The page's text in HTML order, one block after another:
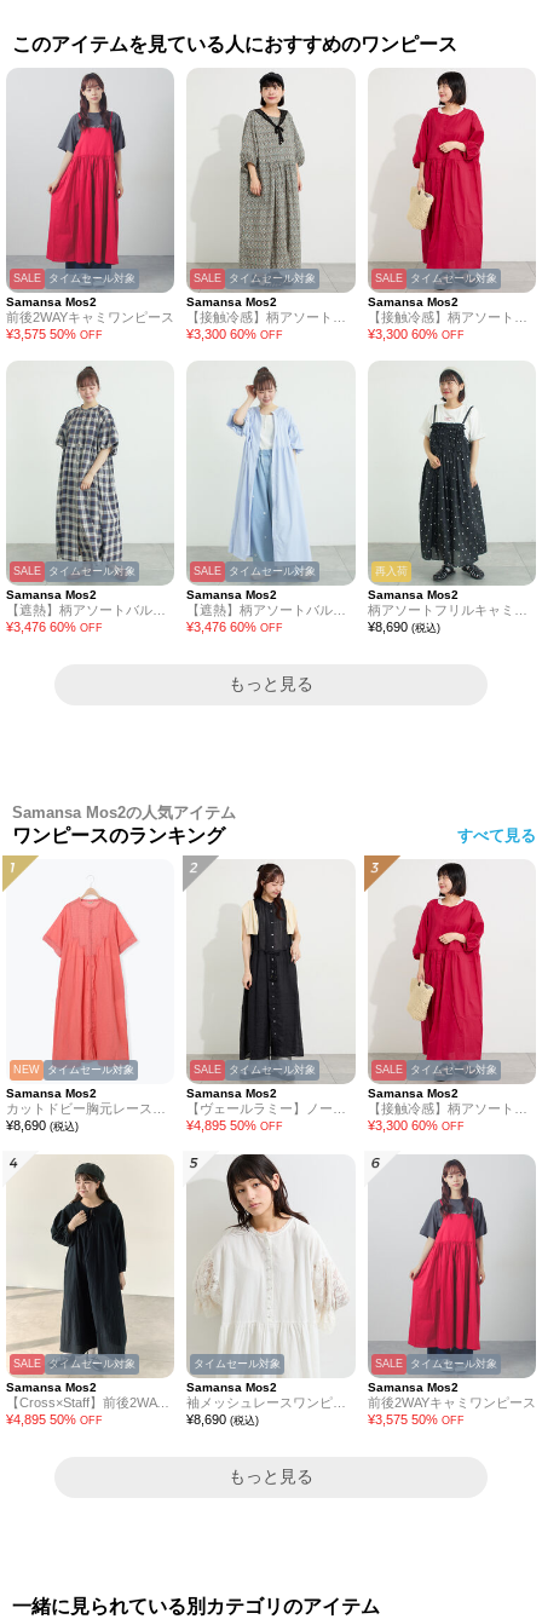
このアイテムを見ている人におすすめのワンピース
SALE タイムセール対象
Samansa Mos2
前後2WAYキャミワンピース
¥3,575 50% OFF
SALE タイムセール対象
Samansa Mos2
¥3,300 60%OFF
SALE タイムセール対象
Samansa Mos2
¥3,300 60% OFF
SALE タイムセール対象
Samansa Mos2
¥3,476 60% OFF
SALE タイムセール対象
Samansa Mos2
¥3,476 60%OFF
再入荷
Samansa Mos2
¥8,690 (税込)
もっと見る
Samansa Mos2の人気アイテム
ワンピースのランキング すべて見る
NEW タイムセール対象
Samansa Mos2
¥8,690 (税込)
SALE タイムセール対象
Samansa Mos2
¥4,895 50%OFF
SALE タイムセール対象
Samansa Mos2
¥3,300 60% OFF
SALE タイムセール対象
Samansa Mos2
【Cross×Staff】前後2WAYワンピース
¥4,895 50% OFF
タイムセール対象
Samansa Mos2
袖メッシュレースワンピース《WEB限定カラーあり》
¥8,690 (税込)
SALE タイムセール対象
Samansa Mos2
前後2WAYキャミワンピース
¥3,575 50% OFF
もっと見る
一緒に見られている別カテゴリのアイテム